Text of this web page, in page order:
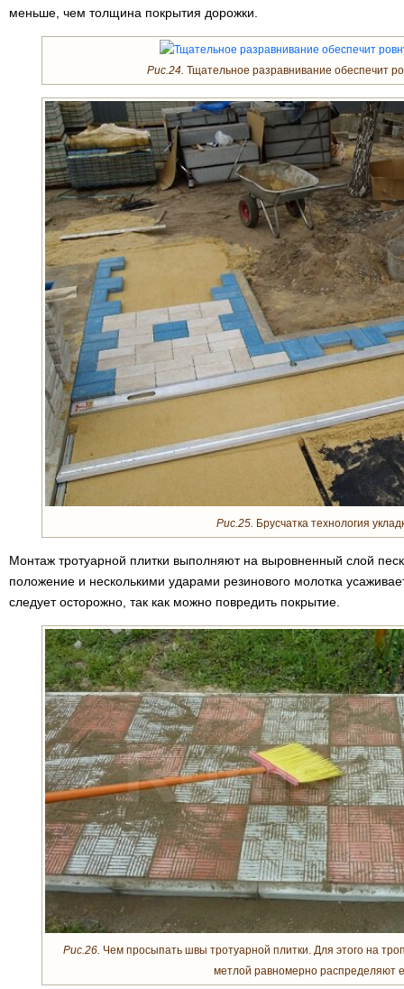
меньше, чем толщина покрытия дорожки.
Рис.24. Тщательное разравнивание обеспечит
Рис.25. Брусчатка технология
Монтаж тротуарной плитки выполняют на выровненный слой
положение и несколькими ударами резинового молотка
следует осторожно, так как можно повредить покрытие.
Рис.26. Чем просыпать швы тротуарной плитки. Для этого на
метлой равномерно распределяют